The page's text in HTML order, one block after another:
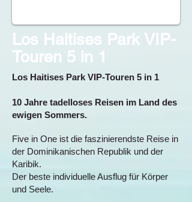
Los Haitises Park VIP-
Touren 5 in 1
Los Haitises Park VIP-Touren 5 in 1
10 Jahre tadelloses Reisen im Land des
ewigen Sommers.
Five in One ist die faszinierendste Reise in
der Dominikanischen Republik und der
Karibik.
Der beste individuelle Ausflug für Körper
und Seele.